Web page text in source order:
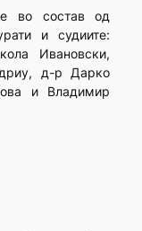
во состав од
и судиите:
Ивановски,
д-р Дарко
и Владимир